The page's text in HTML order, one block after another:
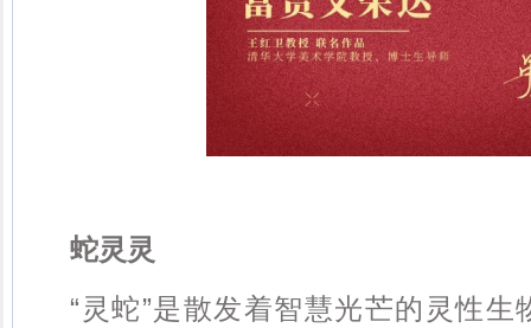
蛇灵灵
“灵蛇”是散发着智慧光芒的灵性